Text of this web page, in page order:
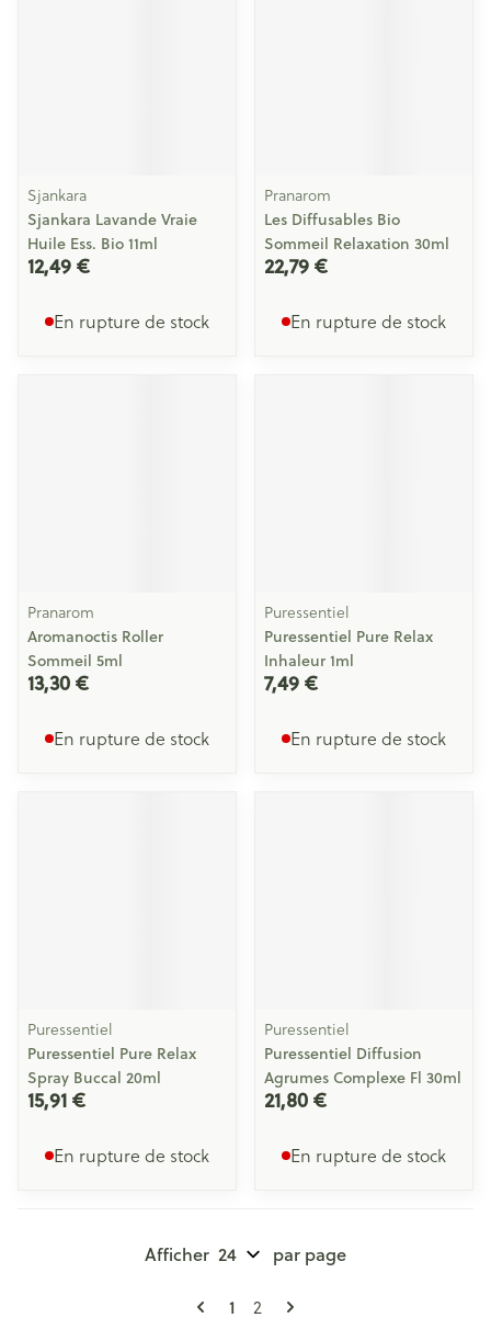
Sjankara
Sjankara Lavande Vraie
Huile Ess. Bio 11ml
12,49 €
En rupture de stock
Pranarom
Les Diffusables Bio
Sommeil Relaxation 30ml
22,79 €
En rupture de stock
Pranarom
Aromanoctis Roller
Sommeil 5ml
13,30 €
En rupture de stock
Puressentiel
Puressentiel Pure Relax
Inhaleur 1ml
7,49 €
En rupture de stock
Puressentiel
Puressentiel Pure Relax
Spray Buccal 20ml
15,91 €
En rupture de stock
Puressentiel
Puressentiel Diffusion
Agrumes Complexe Fl 30ml
21,80 €
En rupture de stock
Pages
Vous lisez actuellement la page
1 Page
2
Afficher par page